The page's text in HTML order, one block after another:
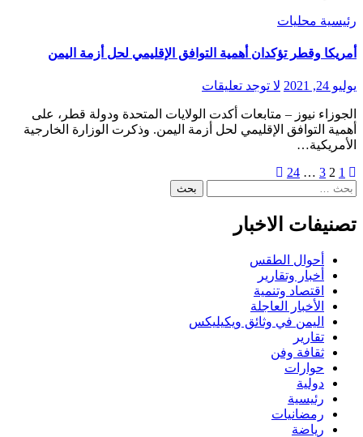
رئيسية محليات
أمريكا وقطر تؤكدان أهمية التوافق الإقليمي لحل أزمة اليمن
يوليو 24, 2021 لا توجد تعليقات
أهمية التوافق الإقليمي لحل أزمة اليمن. وذكرت الوزارة الخارجية
الأمريكية…
Posts
pagination
1
2
3
…
24
البحث
تصنيفات الاخبار
أحوال الطقس
أخبار وتقارير
اقتصاد وتنمية
الأخبار العاجلة
اليمن في وثائق ويكيليكس
تقارير
ثقافة وفن
حوارات
دولية
رئيسية
رمضانيات
رياضة